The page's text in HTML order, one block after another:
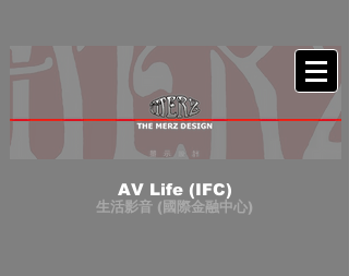
AV Life (IFC)
生活影音 (國際金融中心)